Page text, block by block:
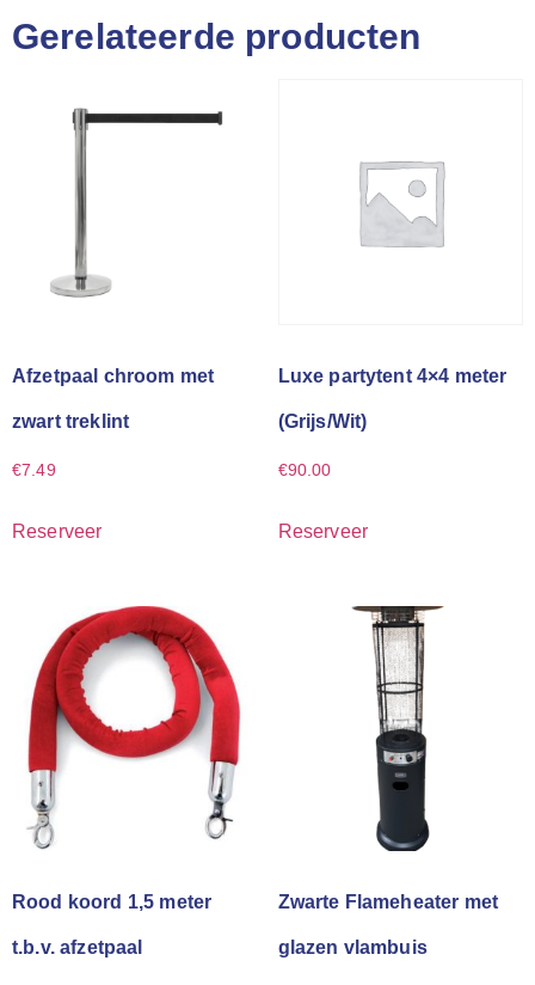
Gerelateerde producten
Afzetpaal chroom met
zwart treklint
€7.49
Reserveer
Luxe partytent 4×4 meter
(Grijs/Wit)
€90.00
Reserveer
Rood koord 1,5 meter
t.b.v. afzetpaal
Zwarte Flameheater met
glazen vlambuis